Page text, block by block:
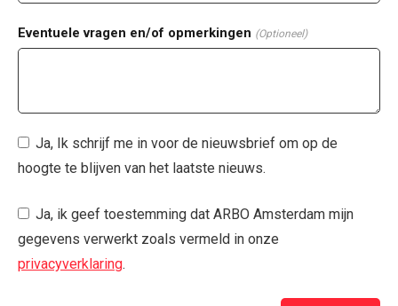
Eventuele vragen en/of opmerkingen (Optioneel)
Ja, Ik schrijf me in voor de nieuwsbrief om op de
hoogte te blijven van het laatste nieuws.
Ja, ik geef toestemming dat ARBO Amsterdam mijn
gegevens verwerkt zoals vermeld in onze
privacyverklaring.